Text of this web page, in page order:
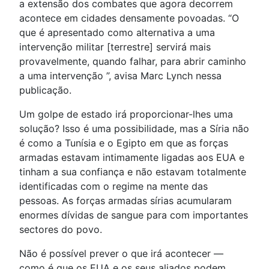
a extensão dos combates que agora decorrem
acontece em cidades densamente povoadas. “O
que é apresentado como alternativa a uma
intervenção militar [terrestre] servirá mais
provavelmente, quando falhar, para abrir caminho
a uma intervenção ”, avisa Marc Lynch nessa
publicação.
Um golpe de estado irá proporcionar-lhes uma
solução? Isso é uma possibilidade, mas a Síria não
é como a Tunísia e o Egipto em que as forças
armadas estavam intimamente ligadas aos EUA e
tinham a sua confiança e não estavam totalmente
identificadas com o regime na mente das
pessoas. As forças armadas sírias acumularam
enormes dívidas de sangue para com importantes
sectores do povo.
Não é possível prever o que irá acontecer —